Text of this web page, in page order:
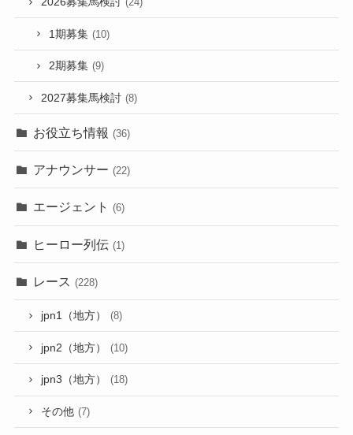
1期募集 (10)
2期募集 (9)
2027募集馬検討 (8)
お役立ち情報 (36)
アナウンサー (22)
エージェント (6)
ヒーロー列伝 (1)
レース (228)
jpn1（地方） (8)
jpn2（地方） (10)
jpn3（地方） (18)
その他 (7)